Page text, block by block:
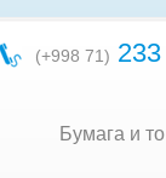
(+998 71)
Бумага и